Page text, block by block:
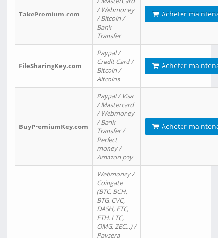
TakePremium.com
/ Webmoney
/ Bitcoin /
Bank
Transfer
Acheter
FileSharingKey.com
Paypal /
Credit Card /
Bitcoin /
Altcoins
Acheter
BuyPremiumKey.com
Paypal / Visa
/ Mastercard
/ Webmoney
/ Bank
Transfer /
Perfect
money /
Amazon pay
Acheter
Webmoney /
Coingate
(BTC, BCH,
BTG, CVC,
DASH, ETC,
ETH, LTC,
OMG, ZEC…) /
Paysera